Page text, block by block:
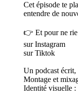
Cet épisode te
entendre de
👉 Et pour ne
sur Instagram
sur Tiktok
Un podcast
Montage et
Identité visuelle